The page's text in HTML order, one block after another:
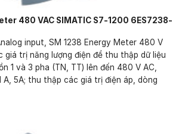
480 VAC SIMATIC S7-1200 6ES7238-
input, SM 1238 Energy Meter 480 V
giá trị năng lượng điện để thu thập dữ liệu
1 và 3 pha (TN, TT) lên đến 480 V AC,
A, 5A; thu thập các giá trị điện áp, dòng